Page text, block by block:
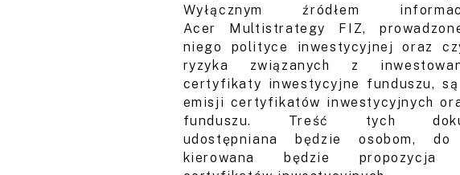
Wyłącznym źródłem
Acer Multistrategy
FIZ,
niego polityce inwestycyjnej oraz
ryzyka związanych z
certyfikaty inwestycyjne funduszu, są
emisji certyfikatów inwestycyjnych
funduszu. Treść tych
udostępniana będzie osobom, do
kierowana będzie propozycja